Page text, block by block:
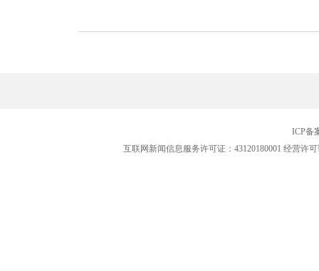
ICP备
互联网新闻信息服务许可证：43120180001 经营许可